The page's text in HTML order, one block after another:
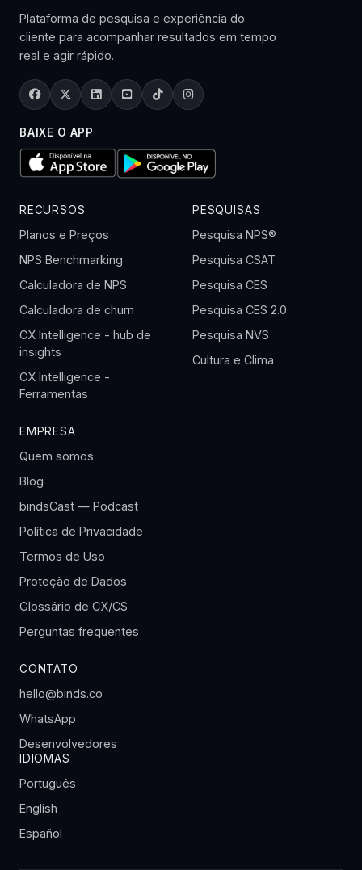
Plataforma de pesquisa e experiência do
cliente para acompanhar resultados em tempo
real e agir rápido.
BAIXE O APP
RECURSOS
Planos e Preços
NPS Benchmarking
Calculadora de NPS
Calculadora de churn
CX Intelligence - hub de
insights
CX Intelligence -
Ferramentas
PESQUISAS
Pesquisa NPS®
Pesquisa CSAT
Pesquisa CES
Pesquisa CES 2.0
Pesquisa NVS
Cultura e Clima
EMPRESA
Quem somos
Blog
bindsCast — Podcast
Política de Privacidade
Termos de Uso
Proteção de Dados
Glossário de CX/CS
Perguntas frequentes
CONTATO
hello@binds.co
WhatsApp
Desenvolvedores
IDIOMAS
Português
English
Español